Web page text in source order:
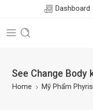
Dashboard
See Change Body
Home Mỹ Phẩm Phyris